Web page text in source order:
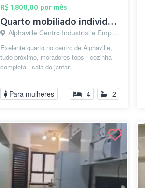
R$ 1.800,00 por mês
Quarto mobiliado individual
Alphaville Centro Industrial e Empresarial/Alphaville., Barueri - SP
Exelente quarto no centro de Alphaville,
tudo próximo, moradores tops , cozinha
completa , sala de jantar.
Para mulheres 4 2